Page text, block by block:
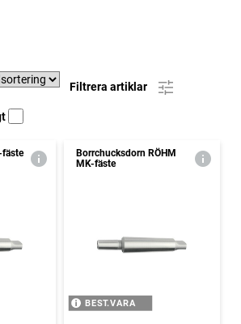
Filtrera artiklar
fäste
Borrchucksdorn RÖHM
MK-fäste
BEST.VARA